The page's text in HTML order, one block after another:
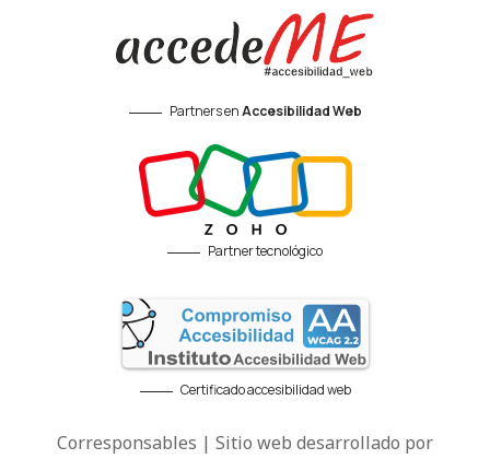
Partners enAccesibilidad Web
Partner tecnológico
Certificado accesibilidad web
Corresponsables | Sitio web desarrollado por